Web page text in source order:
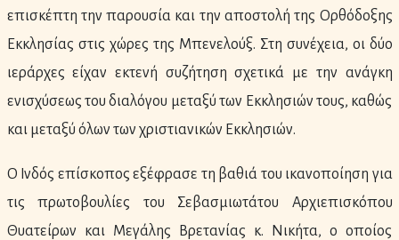
επισκέπτη την παρουσία και την αποστολή της Ορθόδοξης
Εκκλησίας στις χώρες της Μπενελούξ. Στη συνέχεια, οι δύο
ιεράρχες είχαν εκτενή συζήτηση σχετικά με την ανάγκη
ενισχύσεως του διαλόγου μεταξύ των Εκκλησιών τους, καθώς
και μεταξύ όλων των χριστιανικών Εκκλησιών.
Ο Ινδός επίσκοπος εξέφρασε τη βαθιά του ικανοποίηση για
τις πρωτοβουλίες του Σεβασμιωτάτου Αρχιεπισκόπου
Θυατείρων και Μεγάλης Βρετανίας κ. Νικήτα, ο οποίος